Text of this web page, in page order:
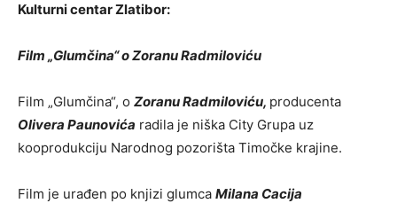
Kulturni centar Zlatibor:
Film „Glumčina“ o Zoranu Radmiloviću
Film „Glumčina“, o Zoranu Radmiloviću, producenta
Olivera Paunovića radila je niška City Grupa uz
kooprodukciju Narodnog pozorišta Timočke krajine.
Film je urađen po knjizi glumca Milana Cacija